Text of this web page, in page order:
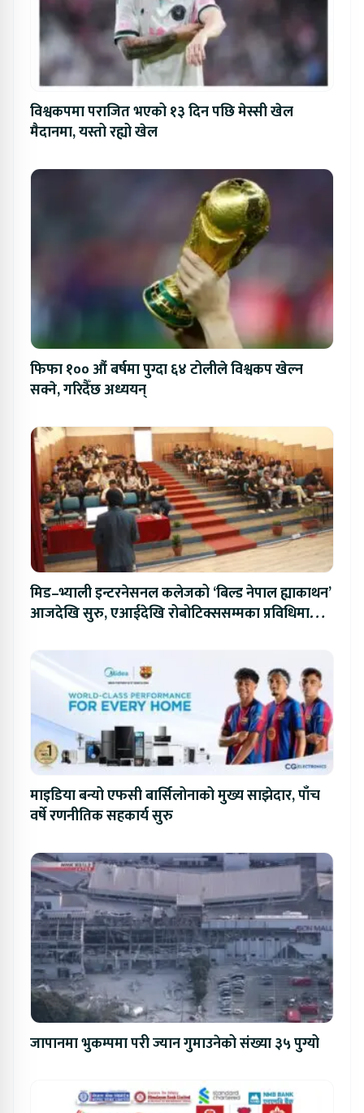
विश्वकपमा पराजित भएको १३ दिन पछि मेस्सी खेल
मैदानमा, यस्तो रह्यो खेल
फिफा १०० औं बर्षमा पुग्दा ६४ टोलीले विश्वकप खेल्न
सक्ने, गरिदैँछ अध्ययन्
मिड–भ्याली इन्टरनेसनल कलेजको ‘बिल्ड नेपाल ह्याकाथन’
आजदेखि सुरु, एआईदेखि रोबोटिक्ससम्मका प्रविधिमा
माइडिया बन्यो एफसी बार्सिलोनाको मुख्य साझेदार, पाँच
वर्षे रणनीतिक सहकार्य सुरु
जापानमा भुकम्पमा परी ज्यान गुमाउनेको संख्या ३५ पुग्यो